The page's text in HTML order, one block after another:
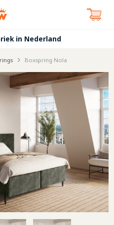
in Nederland
Boxspring Nola